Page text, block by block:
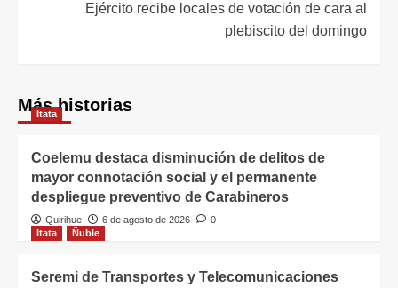
Ejército recibe locales de votación de cara al
plebiscito del domingo
Más historias
Itata
Coelemu destaca disminución de delitos de
mayor connotación social y el permanente
despliegue preventivo de Carabineros
Quirihue 6 de agosto de 2026
0
Itata
Ñuble
Seremi de Transportes y Telecomunicaciones